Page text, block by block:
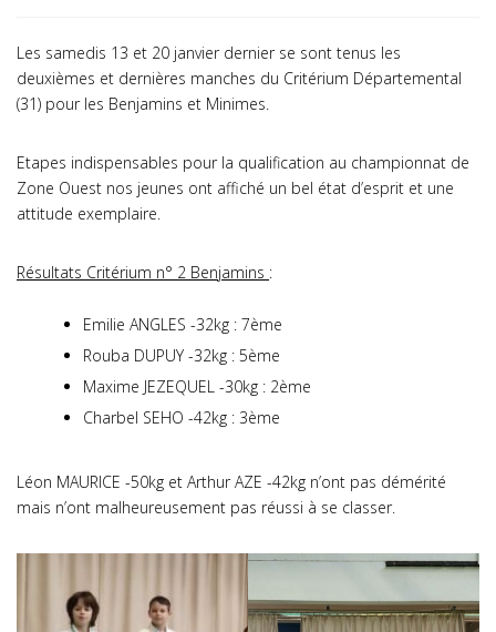
Les samedis 13 et 20 janvier dernier se sont tenus les
deuxièmes et dernières manches du Critérium Départemental
(31) pour les Benjamins et Minimes.
Etapes indispensables pour la qualification au championnat de
Zone Ouest nos jeunes ont affiché un bel état d’esprit et une
attitude exemplaire.
Résultats Critérium n° 2 Benjamins :
Emilie ANGLES -32kg : 7ème
Rouba DUPUY -32kg : 5ème
Maxime JEZEQUEL -30kg : 2ème
Charbel SEHO -42kg : 3ème
Léon MAURICE -50kg et Arthur AZE -42kg n’ont pas démérité
mais n’ont malheureusement pas réussi à se classer.